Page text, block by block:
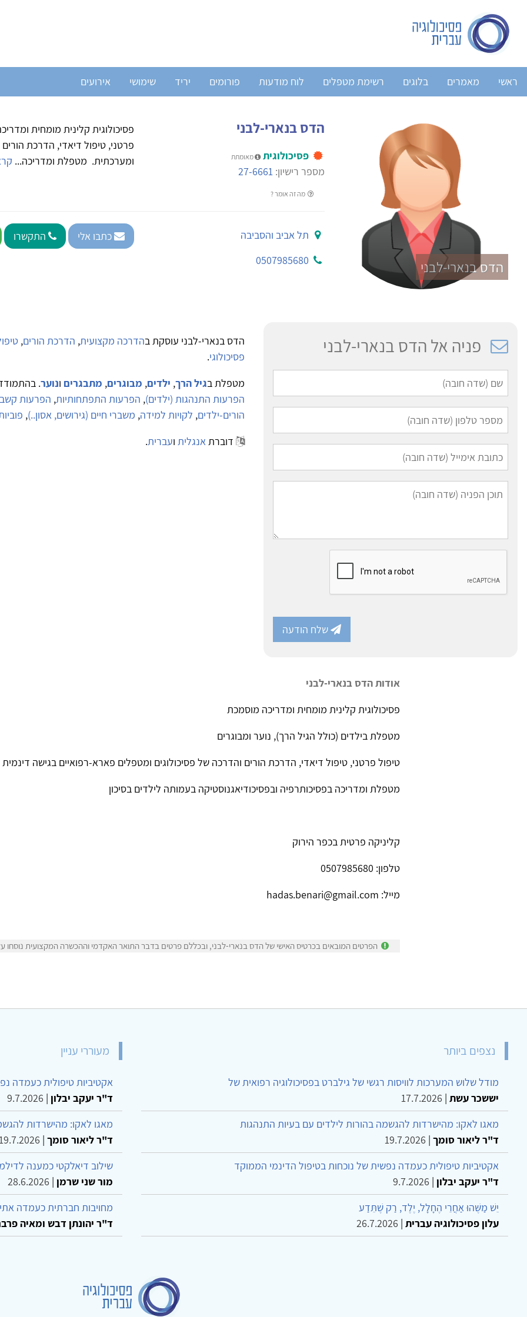
ראשי מאמרים בלוגים רשימת מטפלים לוח מודעות פורומים יריד שימושי אירועים
הדס בנארי-לבני
הדס בנארי-לבני
פסיכולוגית מאומתת
מספר רישיון: 27-6661
מה זה אומר ?
פסיכולוגית קלינית מומחית
פרטני, טיפול דיאדי, הדרכת
ומערכתית. מטפלת ומדריכה...
תל אביב והסביבה
0507985680
כתבו אלי התקשרו
פניה אל הדס בנארי-לבני
שלח הודעה
הדס בנארי-לבני עוסקת בהדרכה מקצועית, הדרכת הורים,
פסיכולוגי.
מטפלת בגיל הרך, ילדים, מבוגרים, מתבגרים ונוער.
הפרעות התנהגות (ילדים), הפרעות התפתחותיות, הפרעות קשב
הורים-ילדים, לקויות למידה, משברי חיים (גירושים, אסון..),
דוברתאנגלית ועברית.
אודות הדס בנארי-לבני
פסיכולוגית קלינית מומחית ומדריכה מוסמכת
מטפלת בילדים (כולל הגיל הרך), נוער ומבוגרים
טיפול פרטני, טיפול דיאדי, הדרכת הורים והדרכה של פסיכולוגים ומטפלים פארא-רפואיים בגישה
מטפלת ומדריכה בפסיכותרפיה ובפסיכודיאגנוסטיקה בעמותה לילדים בסיכון
קליניקה פרטית בכפר הירוק
טלפון: 0507985680
מייל: hadas.benari@gmail.com
הפרטים המובאים בכרטיס האישי של הדס בנארי-לבני, ובכללם פרטים בדבר התואר האקדמי וההכשרה המקצועית נוסחו
נצפים ביותר
מודל שלוש המערכות לוויסות רגשי של גילברט בפסיכולוגיה רפואית של
יששכר עשת |
17.7.2026
מאגו לאקו: מהישרדות להגשמה בהורות לילדים עם בעיות התנהגות
ד"ר ליאור סומך |
19.7.2026
אקטיביות טיפולית כעמדה נפשית של נוכחות בטיפול הדינמי הממוקד
ד"ר יעקב יבלון |
9.7.2026
יֵשׁ מַשֶּׁהוּ אַחֲרֵי הֶחָלָל, יֶלֶד, רַק שֶׁתֵּדַע
עלון פסיכולוגיה עברית |
26.7.2026
מעוררי עניין
אקטיביות טיפולית כעמדה
ד"ר יעקב יבלון |
9.7.2026
מאגו לאקו: מהישרדות
ד"ר ליאור סומך |
שילוב דיאלקטי כמענה
מור שני שרמן |
28.6.2026
מחויבות חברתית כעמדה
ד"ר יהונתן דבש ומאיה